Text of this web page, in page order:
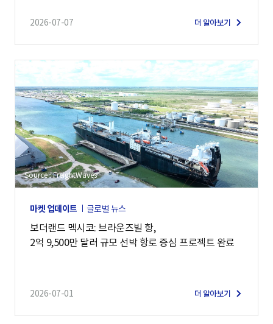
2026-07-07 더 알아보기
Source : FreightWaves
마켓 업데이트 글로벌 뉴스
보더랜드 멕시코: 브라운즈빌 항,
2억 9,500만 달러 규모 선박 항로 증심 프로젝트 완료
2026-07-01 더 알아보기